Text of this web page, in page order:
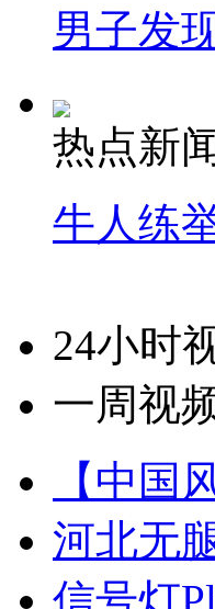
男子发
热点新
牛人练
24小时
一周视
【中国
河北无
信号灯